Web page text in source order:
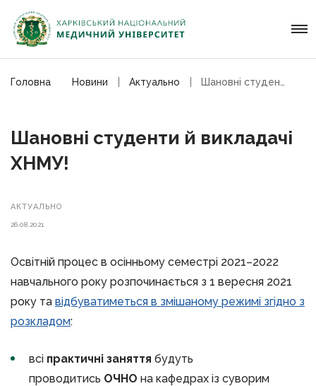
Головна Новини Актуально
Шановні студенти й викладачі
ХНМУ!
АКТУАЛЬНО
26.08.2021
Освітній процес в осінньому семестрі 2021–2022
навчального року розпочинається з 1 вересня 2021
року та відбуватиметься в змішаному режимі згідно з
розкладом:
всі практичні заняття будуть
проводитись ОЧНО на кафедрах із суворим